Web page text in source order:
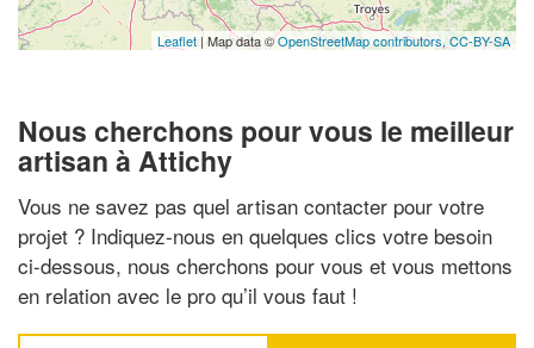
Leaflet | Map data ©OpenStreetMap contributors, CC-BY-SA
Nous cherchons pour vous le meilleur
artisan à Attichy
Vous ne savez pas quel artisan contacter pour votre
projet ? Indiquez-nous en quelques clics votre besoin
ci-dessous, nous cherchons pour vous et vous mettons
en relation avec le pro qu’il vous faut !